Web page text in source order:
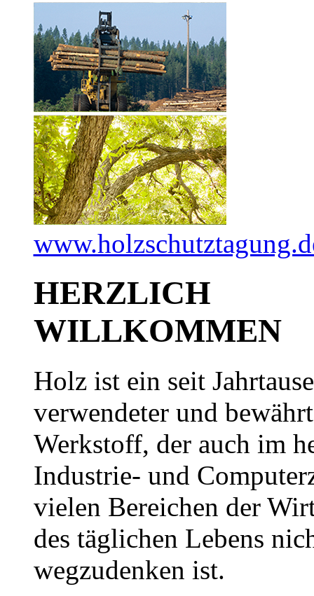
HERZLICH
WILLKOMMEN
Holz ist ein seit
verwendeter und
Werkstoff, der auch im
Industrie- und
vielen Bereichen der
des täglichen Lebens
wegzudenken ist.